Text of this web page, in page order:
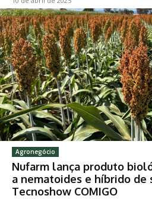
Agronegócio
Nufarm lança produto
a nematoides e híbrido de
Tecnoshow COMIGO